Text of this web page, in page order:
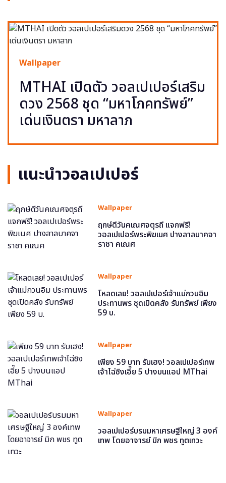
Wallpaper
MTHAI เปิดตัว วอลเปเปอร์เสริม
ดวง 2568 ชุด “มหาโภคทรัพย์”
เด่นเงินตรา มหาลาภ
แนะนำวอลเปเปอร์
Wallpaper
ฤกษ์ดีวันคเณศจตุรถี แจกฟรี!
วอลเปเปอร์พระพิฆเนศ ปางลาลบาคจา
ราชา คเณศ
Wallpaper
โหลดเลย! วอลเปเปอร์เจ้าแม่กวนอิม
ประทานพร ชุดเปิดคลัง รับทรัพย์ เพียง
59 บ.
Wallpaper
เพียง 59 บาท รับเฮง! วอลเปเปอร์เทพ
เจ้าไฉ่ซิงเอี๊ย 5 ปางบนแอป MThai
Wallpaper
วอลเปเปอร์บรมมหาเศรษฐีใหญ่ 3 องค์
เทพ โดยอาจารย์ มิก พชร ทูตเทวะ